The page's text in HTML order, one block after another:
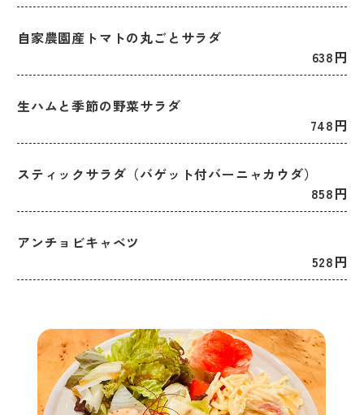
自家農園産トマトの丸ごとサラダ
638円
生ハムと季節の野菜サラダ
748円
スティックサラダ（バゲット付バーニャカウダ）
858円
アンチョビキャベツ
528円